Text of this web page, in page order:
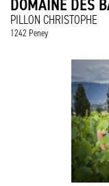
DOMAINE DES
PILLON CHRISTOPHE
1242 Peney